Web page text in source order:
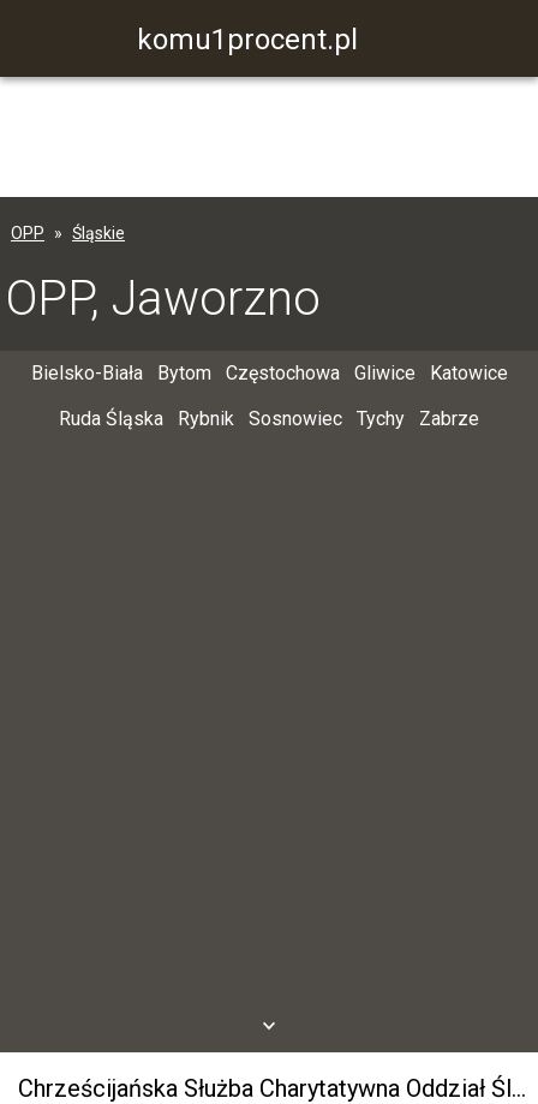
komu1procent.pl
OPP Śląskie
OPP, Jaworzno
Bielsko-Biała Bytom Częstochowa Gliwice
Katowice
Ruda Śląska
Rybnik Sosnowiec Tychy Zabrze
Chrześcijańska Służba Charytatywna Oddział Śląski